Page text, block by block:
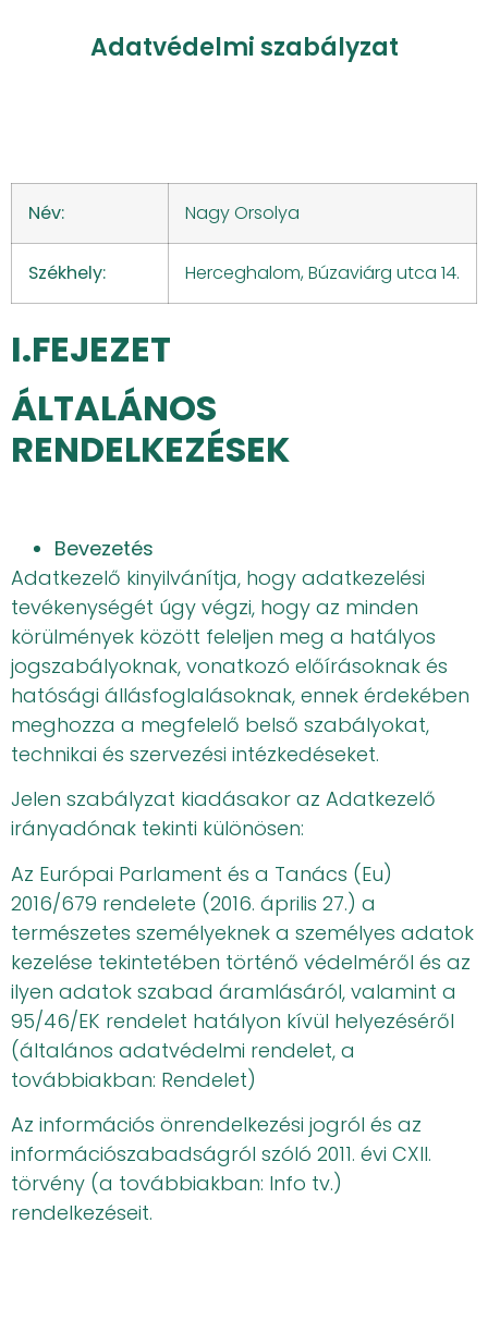
Adatvédelmi szabályzat
Név: Nagy Orsolya
Székhely: Herceghalom, Búzaviárg utca 14.
I.FEJEZET
ÁLTALÁNOS
RENDELKEZÉSEK
Bevezetés
Adatkezelő kinyilvánítja, hogy adatkezelési
tevékenységét úgy végzi, hogy az minden
körülmények között feleljen meg a hatályos
jogszabályoknak, vonatkozó előírásoknak és
hatósági állásfoglalásoknak, ennek érdekében
meghozza a megfelelő belső szabályokat,
technikai és szervezési intézkedéseket.
Jelen szabályzat kiadásakor az Adatkezelő
irányadónak tekinti különösen:
Az Európai Parlament és a Tanács (Eu)
2016/679 rendelete (2016. április 27.) a
természetes személyeknek a személyes adatok
kezelése tekintetében történő védelméről és az
ilyen adatok szabad áramlásáról, valamint a
95/46/EK rendelet hatályon kívül helyezéséről
(általános adatvédelmi rendelet, a
továbbiakban: Rendelet)
Az információs önrendelkezési jogról és az
információszabadságról szóló 2011. évi CXII.
törvény (a továbbiakban: Info tv.)
rendelkezéseit.